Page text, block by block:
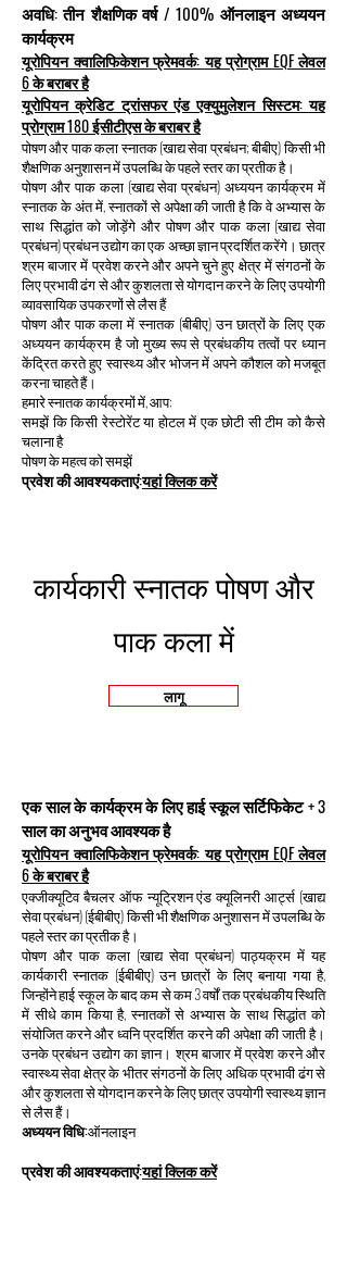
अवधि: तीन शैक्षणिक वर्ष / 100% ऑनलाइन अध्ययन
कार्यक्रम
यूरोपियन क्वालिफिकेशन फ्रेमवर्क: यह प्रोग्राम EQF लेवल
6 के बराबर है
यूरोपियन क्रेडिट ट्रांसफर एंड एक्युमुलेशन सिस्टम: यह
प्रोग्राम 180 ईसीटीएस के बराबर है
पोषण और पाक कला स्नातक (खाद्य सेवा प्रबंधन; बीबीए) किसी भी
शैक्षणिक अनुशासन में उपलब्धि के पहले स्तर का प्रतीक है।
पोषण और पाक कला (खाद्य सेवा प्रबंधन) अध्ययन कार्यक्रम में
स्नातक के अंत में, स्नातकों से अपेक्षा की जाती है कि वे अभ्यास के
साथ सिद्धांत को जोड़ेंगे और पोषण और पाक कला (खाद्य सेवा
प्रबंधन) प्रबंधन उद्योग का एक अच्छा ज्ञान प्रदर्शित करेंगे। छात्र
श्रम बाजार में प्रवेश करने और अपने चुने हुए क्षेत्र में संगठनों के
लिए प्रभावी ढंग से और कुशलता से योगदान करने के लिए उपयोगी
व्यावसायिक उपकरणों से लैस हैं
पोषण और पाक कला में स्नातक (बीबीए) उन छात्रों के लिए एक
अध्ययन कार्यक्रम है जो मुख्य रूप से प्रबंधकीय तत्वों पर ध्यान
केंद्रित करते हुए स्वास्थ्य और भोजन में अपने कौशल को मजबूत
करना चाहते हैं।
हमारे स्नातक कार्यक्रमों में, आप:
समझें कि किसी रेस्टोरेंट या होटल में एक छोटी सी टीम को कैसे
चलाना है
पोषण के महत्व को समझें
प्रवेश की आवश्यकताएं:यहां क्लिक करें
कार्यकारी स्नातक पोषण और
पाक कला में
लागू
एक साल के कार्यक्रम के लिए हाई स्कूल सर्टिफिकेट + 3
साल का अनुभव आवश्यक है
यूरोपियन क्वालिफिकेशन फ्रेमवर्क: यह प्रोग्राम EQF लेवल
6 के बराबर है
एक्जीक्यूटिव बैचलर ऑफ न्यूट्रिशन एंड क्यूलिनरी आर्ट्स (खाद्य
सेवा प्रबंधन) (ईबीबीए) किसी भी शैक्षणिक अनुशासन में उपलब्धि के
पहले स्तर का प्रतीक है।
पोषण और पाक कला (खाद्य सेवा प्रबंधन) पाठ्यक्रम में यह
कार्यकारी स्नातक (ईबीबीए) उन छात्रों के लिए बनाया गया है,
जिन्होंने हाई स्कूल के बाद कम से कम 3 वर्षों तक प्रबंधकीय स्थिति
में सीधे काम किया है, स्नातकों से अभ्यास के साथ सिद्धांत को
संयोजित करने और ध्वनि प्रदर्शित करने की अपेक्षा की जाती है।
उनके प्रबंधन उद्योग का ज्ञान। श्रम बाजार में प्रवेश करने और
स्वास्थ्य सेवा क्षेत्र के भीतर संगठनों के लिए अधिक प्रभावी ढंग से
और कुशलता से योगदान करने के लिए छात्र उपयोगी स्वास्थ्य ज्ञान
से लैस हैं।
अध्ययन विधि:ऑनलाइन
प्रवेश की आवश्यकताएं:यहां क्लिक करें